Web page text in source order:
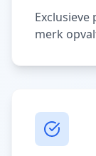
merk